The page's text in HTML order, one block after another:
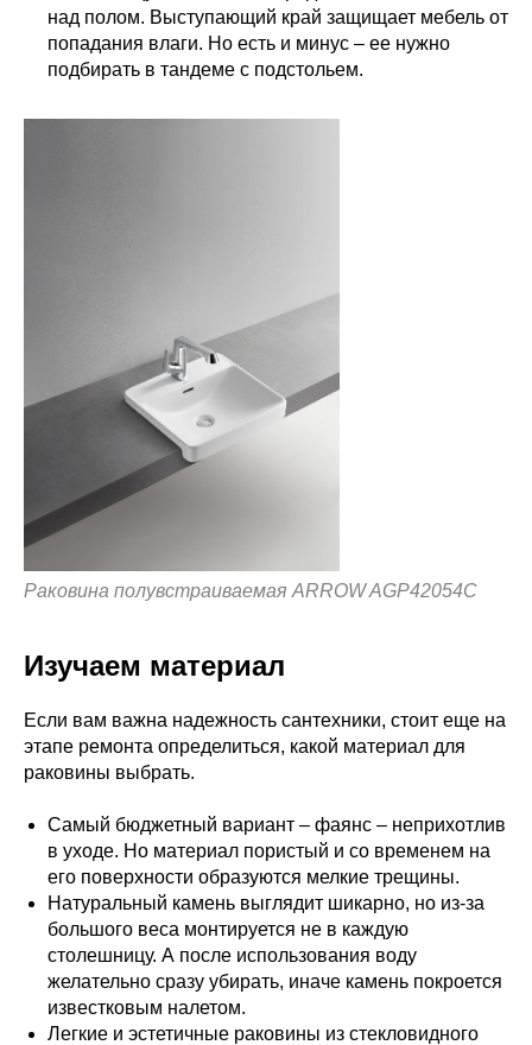
над полом. Выступающий край защищает мебель от
попадания влаги. Но есть и минус – ее нужно
подбирать в тандеме с подстольем.
Раковина полувстраиваемая ARROW AGP42054C
Изучаем материал
Если вам важна надежность сантехники, стоит еще на
этапе ремонта определиться, какой материал для
раковины выбрать.
Самый бюджетный вариант – фаянс – неприхотлив
в уходе. Но материал пористый и со временем на
его поверхности образуются мелкие трещины.
Натуральный камень выглядит шикарно, но из-за
большого веса монтируется не в каждую
столешницу. А после использования воду
желательно сразу убирать, иначе камень покроется
известковым налетом.
Легкие и эстетичные раковины из стекловидного